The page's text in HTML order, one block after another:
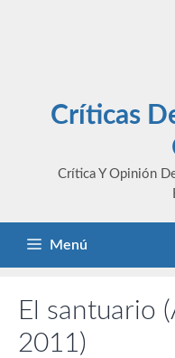
Críticas
Crítica Y Opinión
Menú
El santuario
2011)